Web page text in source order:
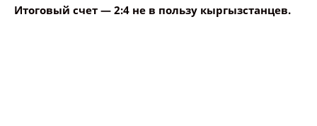
Итоговый счет — 2:4 не в пользу кыргызстанцев.